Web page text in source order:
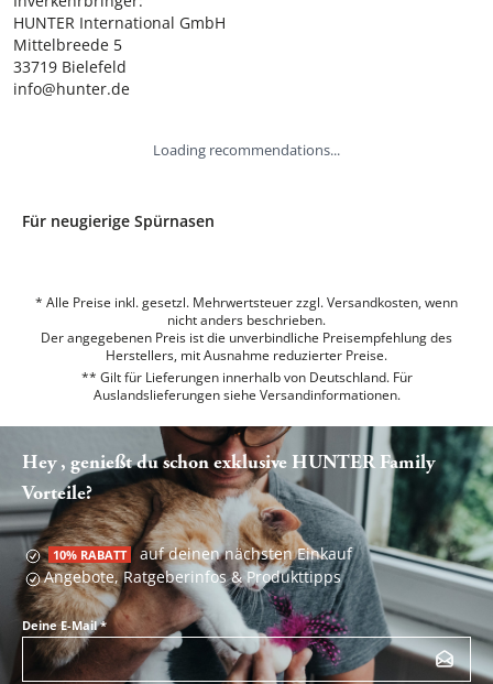
HUNTER International GmbH
Mittelbreede 5
33719 Bielefeld
info@hunter.de
Loading recommendations...
Für neugierige Spürnasen
* Alle Preise inkl. gesetzl. Mehrwertsteuer zzgl. Versandkosten, wenn
nicht anders beschrieben.
Der angegebenen Preis ist die unverbindliche Preisempfehlung des
Herstellers, mit Ausnahme reduzierter Preise.
** Gilt für Lieferungen innerhalb von Deutschland. Für
Auslandslieferungen siehe Versandinformationen.
Hey , genießt du schon exklusive HUNTER Family
Vorteile?
10% RABATT auf deinen nächsten Einkauf
Angebote, Ratgeberinfos & Produkttipps
Deine E-Mail*